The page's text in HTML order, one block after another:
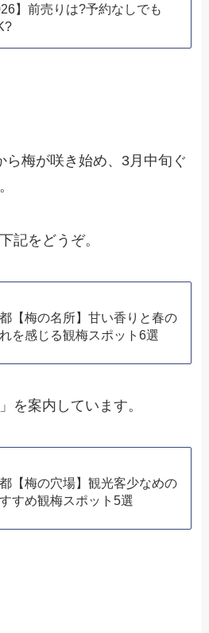
】前売りは?予約なしでも
ら梅が咲き始め、3月中旬ぐ
記をどうぞ。
【梅の名所】甘い香りと春の
を感じる観梅スポット6選
を案内しています。
【梅の穴場】観光客少なめの
すめ観梅スポット5選